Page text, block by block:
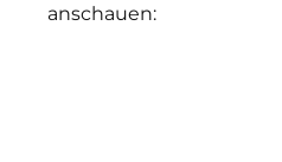
anschauen: